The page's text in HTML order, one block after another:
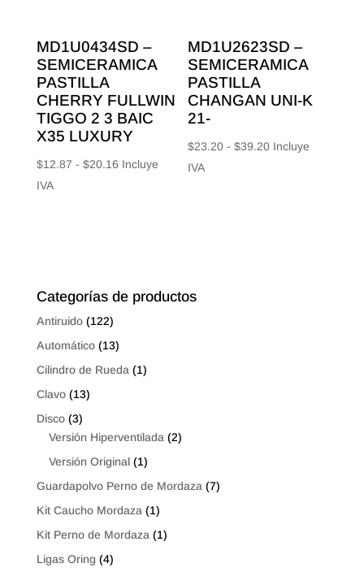
MD1U0434SD –
SEMICERAMICA
PASTILLA
CHERRY FULLWIN
TIGGO 2 3 BAIC
X35 LUXURY
$12.87 - $20.16Rango
$20.16
Incluye
IVA
MD1U2623SD –
SEMICERAMICA
PASTILLA
CHANGAN UNI-K
21-
$23.20 - $39.20Rango
Incluye
IVA
Categorías de productos
Antiruido (122)
Automático (13)
Cilindro de Rueda (1)
Clavo (13)
Disco (3)
Versión Hiperventilada (2)
Versión Original (1)
Guardapolvo Perno de Mordaza (7)
Kit Caucho Mordaza (1)
Kit Perno de Mordaza (1)
Ligas Oring (4)